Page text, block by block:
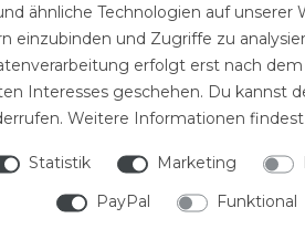
Prägung
trocknen.
ähnliche Technologien auf
einzubinden und Zugriffe zu
erfolgt erst nach
Interesses geschehen. Du kannst
Weitere Informationen
Statistik Marketing
PayPal
Funktional